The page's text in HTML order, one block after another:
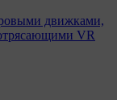
движками,
VR